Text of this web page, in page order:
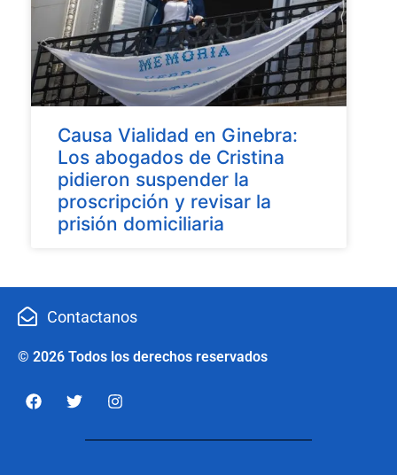
Causa Vialidad en Ginebra:
Los abogados de Cristina
pidieron suspender la
proscripción y revisar la
prisión domiciliaria
Contactanos
© 2026 Todos los derechos reservados